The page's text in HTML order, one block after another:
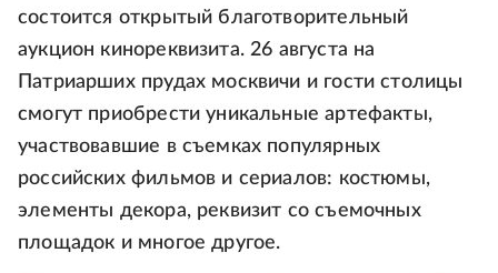
состоится открытый благотворительный
аукцион кинореквизита. 26 августа на
Патриарших прудах москвичи и гости столицы
смогут приобрести уникальные артефакты,
участвовавшие в съемках популярных
российских фильмов и сериалов: костюмы,
элементы декора, реквизит со съемочных
площадок и многое другое.